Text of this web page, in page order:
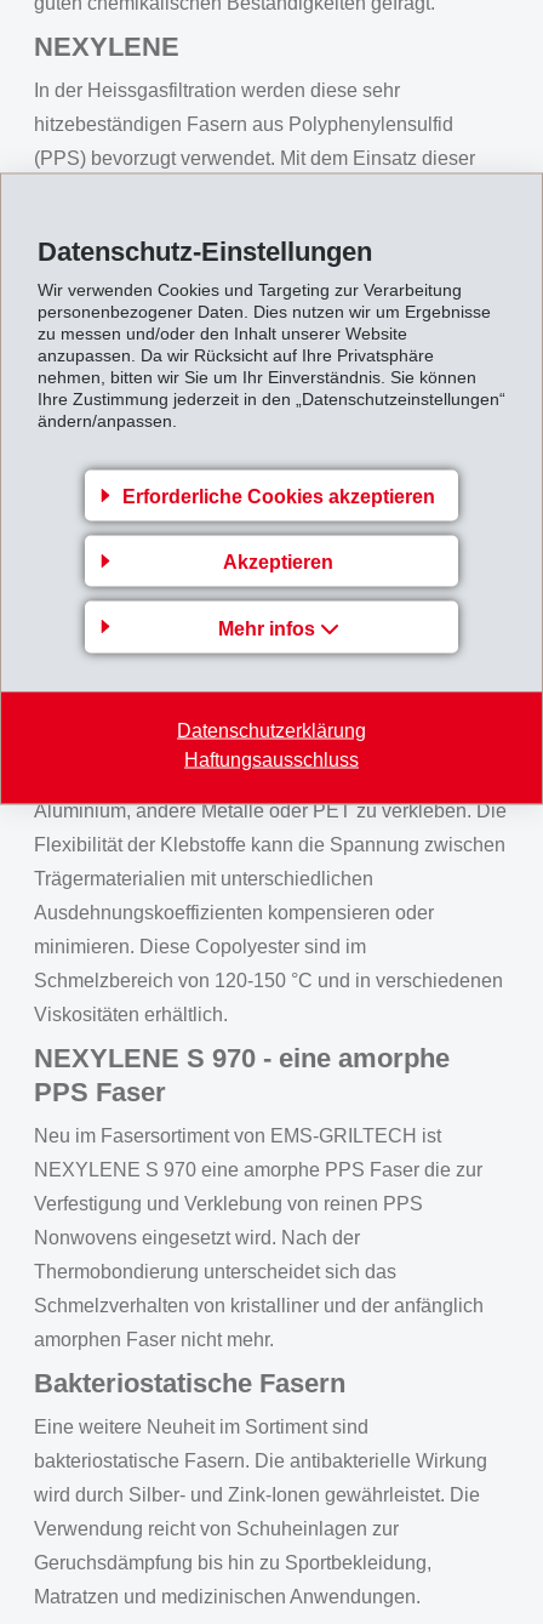
Datenschutz-Einstellungen
Wir verwenden Cookies und Targeting zur Verarbeitung
personenbezogener Daten. Dies nutzen wir um Ergebnisse
zu messen und/oder den Inhalt unserer Website
anzupassen. Da wir Rücksicht auf Ihre Privatsphäre
nehmen, bitten wir Sie um Ihr Einverständnis. Sie können
Ihre Zustimmung jederzeit in den „Datenschutzeinstellungen“
ändern/anpassen.
Erforderliche Cookies akzeptieren
Akzeptieren
Mehr infos
Datenschutzerklärung
Haftungsausschluss
NEXYLENE
In der Heissgasfiltration werden diese sehr
hitzebeständigen Fasern aus Polyphenylensulfid
(PPS) bevorzugt verwendet. Mit dem Einsatz dieser
NEUHEITEN präsentiert auf der
Techtextil
Hochflexible Copolyester
Schmelzkleber
Neu entwickelte hochflexible Griltex Copolyester sind
technische Verklebungen mit hohen Anforderungen
geeignet. Diese Copolyester sind mit Schmelzpunkten
von 115 °C bis 150 °C erhältlich. Für die Herstellung
von Klebefolien und -vliese können hochviskose
Versionen eingesetzt werden.
Copolyester zur Verklebung von
glatten Oberflächen
Diese neuen Griltex Copolyester von EMS-GRILTECH
werden verwendet um glatte Oberflächen, wie z.B.
Aluminium, andere Metalle oder PET zu verkleben. Die
Flexibilität der Klebstoffe kann die Spannung zwischen
Trägermaterialien mit unterschiedlichen
Ausdehnungskoeffizienten kompensieren oder
minimieren. Diese Copolyester sind im
Schmelzbereich von 120-150 °C und in verschiedenen
Viskositäten erhältlich.
NEXYLENE S 970 - eine amorphe
PPS Faser
Neu im Fasersortiment von EMS-GRILTECH ist
NEXYLENE S 970 eine amorphe PPS Faser die zur
Verfestigung und Verklebung von reinen PPS
Nonwovens eingesetzt wird. Nach der
Thermobondierung unterscheidet sich das
Schmelzverhalten von kristalliner und der anfänglich
amorphen Faser nicht mehr.
Bakteriostatische Fasern
Eine weitere Neuheit im Sortiment sind
bakteriostatische Fasern. Die antibakterielle Wirkung
wird durch Silber- und Zink-Ionen gewährleistet. Die
Verwendung reicht von Schuheinlagen zur
Geruchsdämpfung bis hin zu Sportbekleidung,
Matratzen und medizinischen Anwendungen.